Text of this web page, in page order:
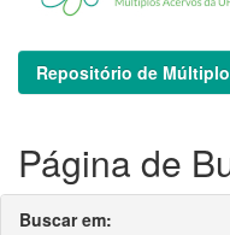
Repositório de
Página de
Buscar em: